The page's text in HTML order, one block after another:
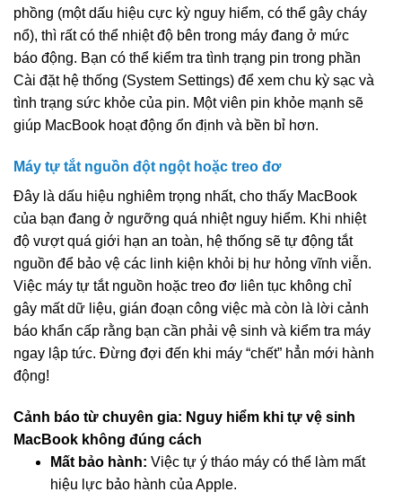
phồng (một dấu hiệu cực kỳ nguy hiểm, có thể gây cháy
nổ), thì rất có thể nhiệt độ bên trong máy đang ở mức
báo động. Bạn có thể kiểm tra tình trạng pin trong phần
Cài đặt hệ thống (System Settings) để xem chu kỳ sạc và
tình trạng sức khỏe của pin. Một viên pin khỏe mạnh sẽ
giúp MacBook hoạt động ổn định và bền bỉ hơn.
Máy tự tắt nguồn đột ngột hoặc treo đơ
Đây là dấu hiệu nghiêm trọng nhất, cho thấy MacBook
của bạn đang ở ngưỡng quá nhiệt nguy hiểm. Khi nhiệt
độ vượt quá giới hạn an toàn, hệ thống sẽ tự động tắt
nguồn để bảo vệ các linh kiện khỏi bị hư hỏng vĩnh viễn.
Việc máy tự tắt nguồn hoặc treo đơ liên tục không chỉ
gây mất dữ liệu, gián đoạn công việc mà còn là lời cảnh
báo khẩn cấp rằng bạn cần phải vệ sinh và kiểm tra máy
ngay lập tức. Đừng đợi đến khi máy “chết” hẳn mới hành
động!
Cảnh báo từ chuyên gia: Nguy hiểm khi tự vệ sinh
MacBook không đúng cách
Mất bảo hành: Việc tự ý tháo máy có thể làm mất
hiệu lực bảo hành của Apple.